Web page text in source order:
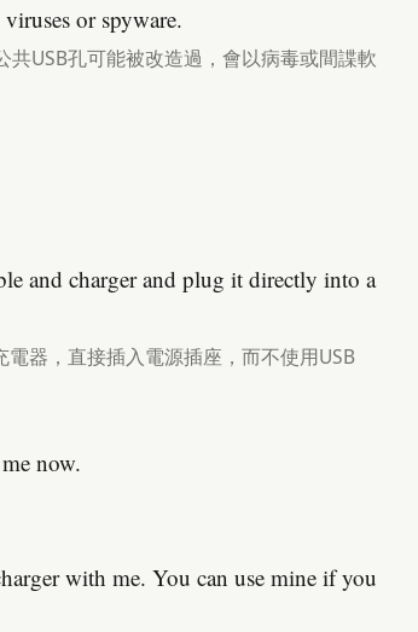
or spyware.
USB孔可能被改造過，會以病毒或間諜軟
and charger and plug it directly into a
器，直接插入電源插座，而不使用USB
now.
with me. You can use mine if you